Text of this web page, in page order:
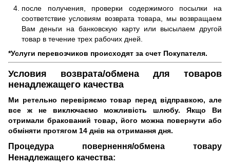
после получения, проверки содержимого посылки на
соответствие условиям возврата товара, мы возвращаем
Вам деньги на банковскую карту или высылаем другой
товар в течение трех рабочих дней.
*Услуги перевозчиков происходят за счет Покупателя.
Условия возврата/обмена для товаров
ненадлежащего качества
Ми ретельно перевіряємо товар перед відправкою, але
все ж не виключаємо можливість шлюбу.Якщо Ви
отримали бракований товар, його можна повернути або
обміняти протягом 14 днів на отримання дня.
Процедура повернення/обмена товару
Ненадлежащего качества: